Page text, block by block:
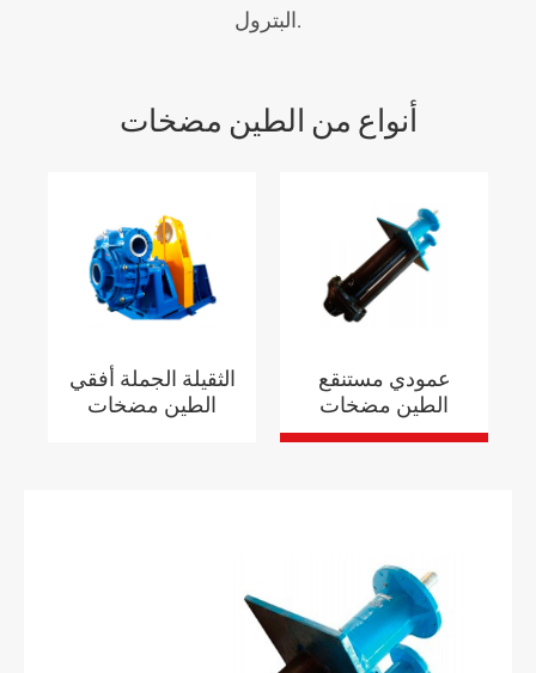
البترول.
أنواع من الطين مضخات
الثقيلة الجملة أفقي
الطين مضخات
عمودي مستنقع
الطين مضخات